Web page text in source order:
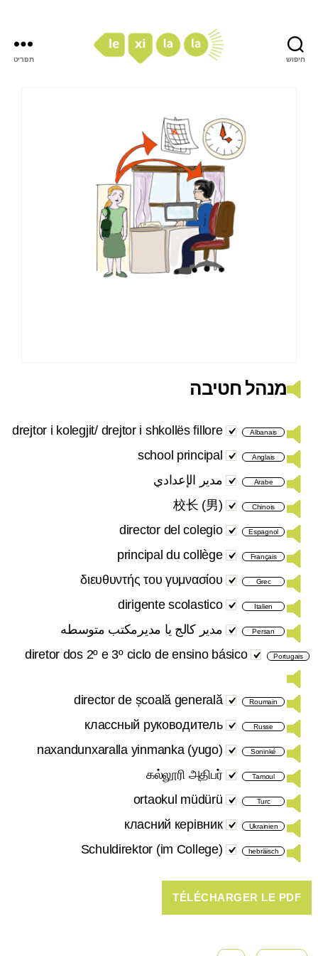
חיפוש תפריט
מנהל חטיבה
Albanais
drejtor i kolegjit/ drejtor i shkollës fillore
Anglais
school principal
Arabe مدير الإعدادي
Chinois
校长 (男)
Espagnol
director del colegio
Français
principal du collège
Grec
διευθυντής του γυμνασίου
Italien
dirigente scolastico
Persan مدیر کالج یا مدیرمکتب متوسطه
Portugais
diretor dos 2º e 3º ciclo de ensino básico
Roumain
director de școală generală
Russe
классный руководитель
Soninké
naxandunxaralla yinmanka (yugo)
Tamoul
கல்லூரி அதிபர்
Turc
ortaokul müdürü
Ukrainien
класний керівник
hebräisch
Schuldirektor (im College)